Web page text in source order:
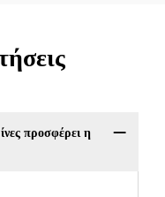
προσφέρει η